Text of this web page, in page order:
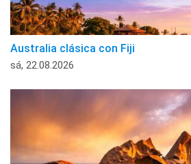
Australia clásica con Fiji
sá, 22.08.2026